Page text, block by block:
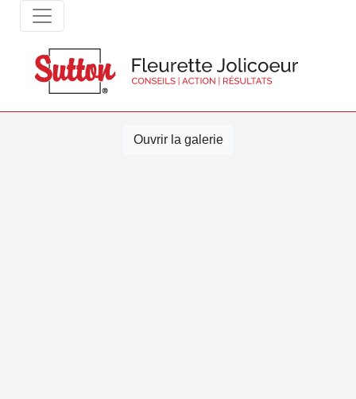
Ouvrir la galerie